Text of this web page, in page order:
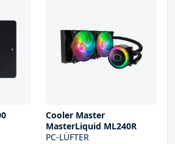
Cooler Master
MasterLiquid ML240R
PC-LÜFTER